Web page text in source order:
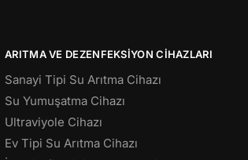
ARITMA VE DEZENFEKSIYON CIHAZLARI
Sanayi Tipi Su Arıtma Cihazı
Su Yumuşatma Cihazı
Ultraviyole Cihazı
Ev Tipi Su Arıtma Cihazı